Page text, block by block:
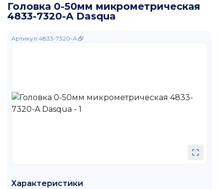
Головка 0-50мм микрометрическая
4833-7320-A Dasqua
Артикул:4833-7320-A
Характеристики